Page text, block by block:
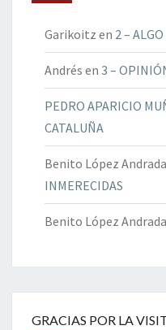
Garikoitz en 2 –
Andrés en 3 –
PEDRO APARICIO
CATALUÑA
Benito López Andrada
INMERECIDAS
Benito López Andrada
GRACIAS POR LA